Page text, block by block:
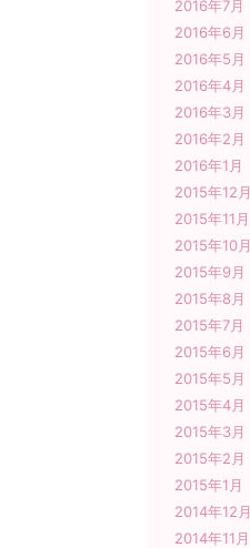
2016年7月
2016年6月
2016年5月
2016年4月
2016年3月
2016年2月
2016年1月
2015年12月
2015年11月
2015年10月
2015年9月
2015年8月
2015年7月
2015年6月
2015年5月
2015年4月
2015年3月
2015年2月
2015年1月
2014年12月
2014年11月